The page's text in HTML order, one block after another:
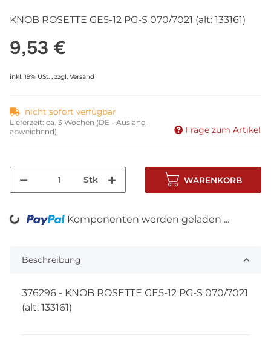
KNOB ROSETTE GE5-12 PG-S 070/7021 (alt: 133161)
9,53 €
inkl. 19% USt. , zzgl. Versand
nicht sofort verfügbar
Lieferzeit: ca. 3 Wochen (DE - Ausland
abweichend)
Frage zum Artikel
Stk WARENKORB
Loading... Komponenten werden geladen ...
Beschreibung
376296 - KNOB ROSETTE GE5-12 PG-S 070/7021
(alt: 133161)